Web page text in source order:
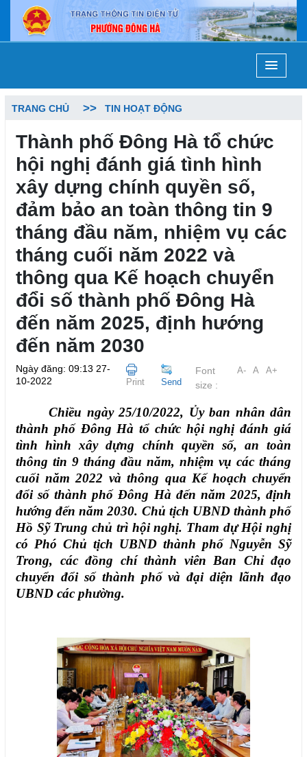
TRANG CHỦ TIN HOẠT ĐỘNG
Thành phố Đông Hà tổ chức
hội nghị đánh giá tình hình
xây dựng chính quyền số,
đảm bảo an toàn thông tin 9
tháng đầu năm, nhiệm vụ các
tháng cuối năm 2022 và
thông qua Kế hoạch chuyển
đổi số thành phố Đông Hà
đến năm 2025, định hướng
đến năm 2030
Ngày đăng: 09:13 27-
10-2022
Print Send
Font
size :
A- A A+
Chiều ngày 25/10/2022, Ủy ban nhân dân
thành phố Đông Hà tổ chức hội nghị đánh giá
tình hình xây dựng chính quyền số, an toàn
thông tin 9 tháng đầu năm, nhiệm vụ các tháng
cuối năm 2022 và thông qua Kế hoạch chuyển
đổi số thành phố Đông Hà đến năm 2025, định
hướng đến năm 2030. Chủ tịch UBND thành phố
Hồ Sỹ Trung chủ trì hội nghị. Tham dự Hội nghị
có Phó Chủ tịch UBND thành phố Nguyễn Sỹ
Trong, các đồng chí thành viên Ban Chỉ đạo
chuyển đổi số thành phố và đại diện lãnh đạo
UBND các phường.